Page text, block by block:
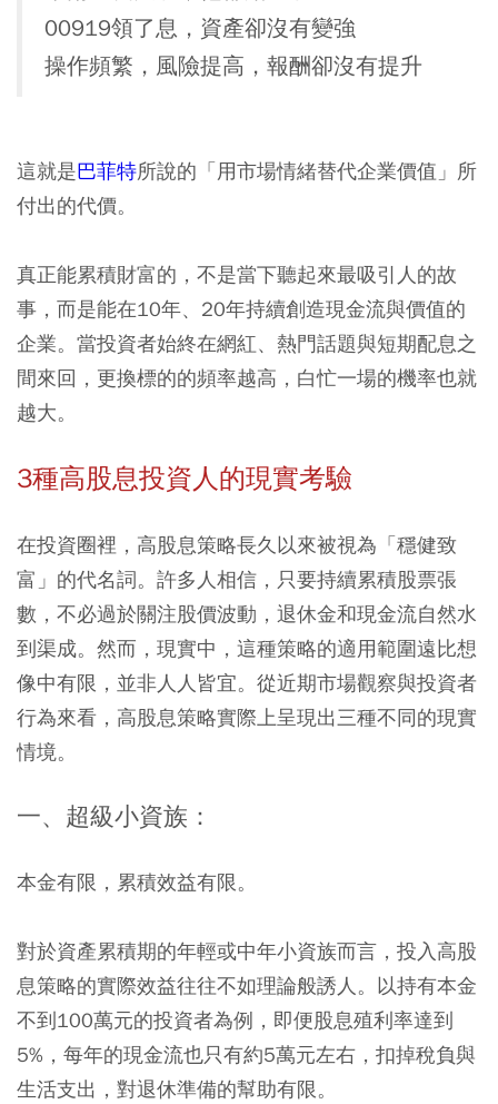
00919領了息，資產卻沒有變強
操作頻繁，風險提高，報酬卻沒有提升
這就是巴菲特所說的「用市場情緒替代企業價值」所
付出的代價。
真正能累積財富的，不是當下聽起來最吸引人的故
事，而是能在10年、20年持續創造現金流與價值的
企業。當投資者始終在網紅、熱門話題與短期配息之
間來回，更換標的的頻率越高，白忙一場的機率也就
越大。
3種高股息投資人的現實考驗
在投資圈裡，高股息策略長久以來被視為「穩健致
富」的代名詞。許多人相信，只要持續累積股票張
數，不必過於關注股價波動，退休金和現金流自然水
到渠成。然而，現實中，這種策略的適用範圍遠比想
像中有限，並非人人皆宜。從近期市場觀察與投資者
行為來看，高股息策略實際上呈現出三種不同的現實
情境。
一、超級小資族：
本金有限，累積效益有限。
對於資產累積期的年輕或中年小資族而言，投入高股
息策略的實際效益往往不如理論般誘人。以持有本金
不到100萬元的投資者為例，即便股息殖利率達到
5%，每年的現金流也只有約5萬元左右，扣掉稅負與
生活支出，對退休準備的幫助有限。